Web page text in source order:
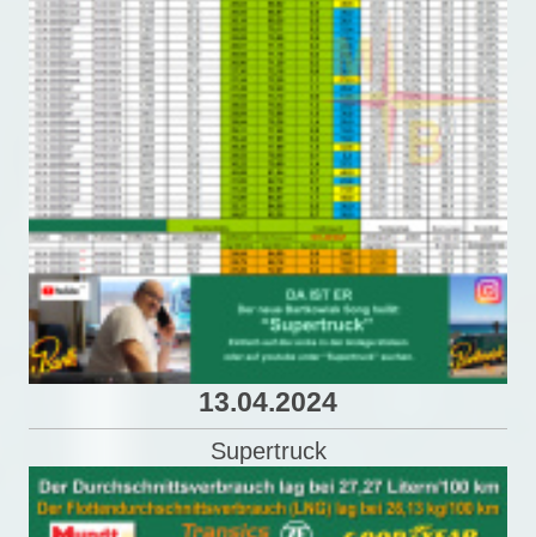
13.04.2024
Supertruck